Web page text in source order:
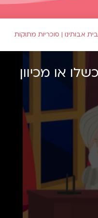
בית אבותינו | סוכריות מתוקות
או מכיוון